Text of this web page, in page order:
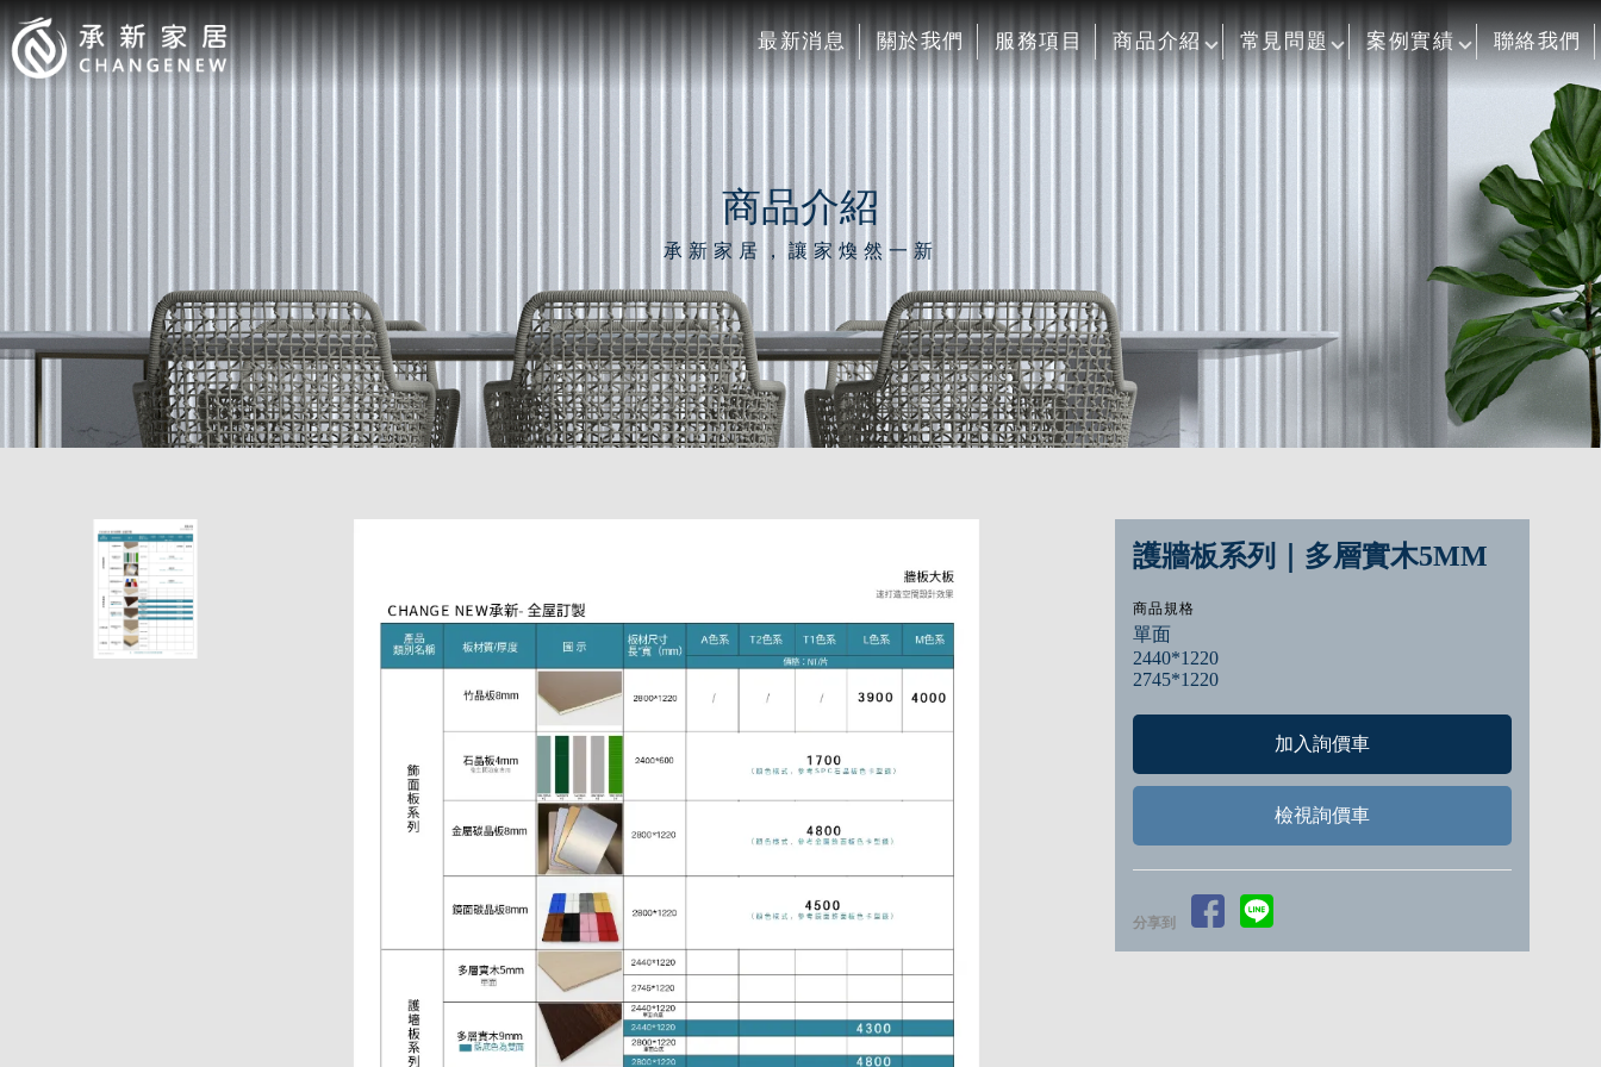
最新消息 關於我們 服務項目 商品介紹 常見問題 案例實績 聯絡我們
商品介紹
護牆板系列｜多層實木5MM
商品規格
單面
2440*1220
2745*1220
檢視詢價車
分享到